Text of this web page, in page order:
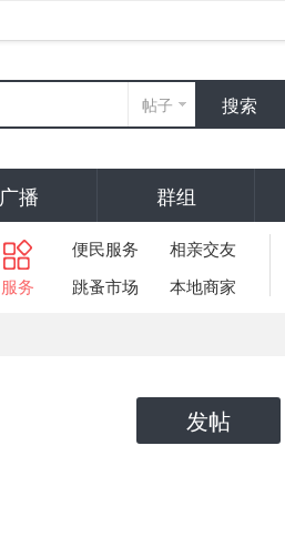
帖子 搜索
广播 群组
服务
便民服务
相亲交友
跳蚤市场
本地商家
发帖